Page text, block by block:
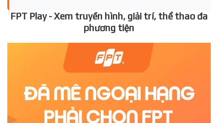
FPT Play - Xem truyền hình, giải trí, thể thao đa
phương tiện